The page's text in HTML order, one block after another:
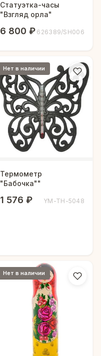
Статуэтка-часы
"Взгляд орла"
6 800 ₽ 626389/SH006
Нет в наличии
Термометр
"Бабочка""
1 576 ₽ YM-TH-5048
Нет в наличии